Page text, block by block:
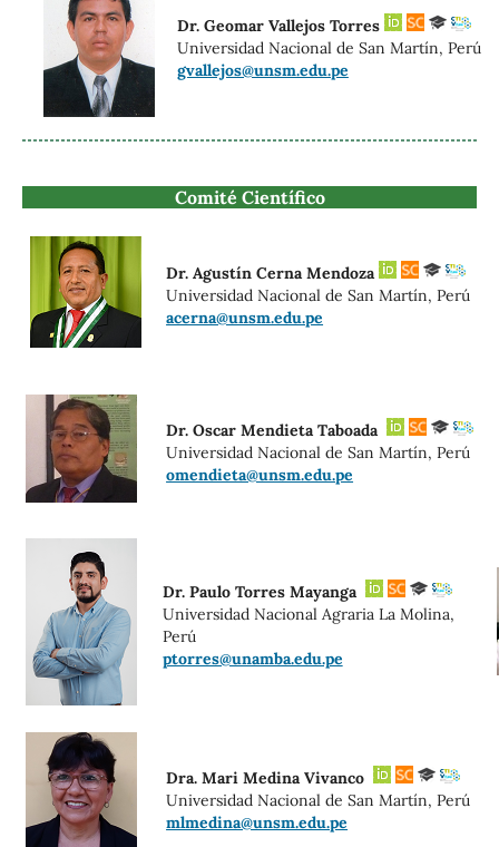
Dr. Geomar Vallejos Torres
Universidad Nacional de San Martín, Perú
gvallejos@unsm.edu.pe
Comité Científico
Dr. Agustín Cerna Mendoza
Universidad Nacional de San Martín, Perú
acerna@unsm.edu.pe
Dr. Oscar Mendieta Taboada
Universidad Nacional de San Martín, Perú
omendieta@unsm.edu.pe
Dr. Paulo Torres Mayanga
Universidad Nacional Agraria La Molina,
Perú
ptorres@unamba.edu.pe
Dra. Mari Medina Vivanco
Universidad Nacional de San Martín, Perú
mlmedina@unsm.edu.pe